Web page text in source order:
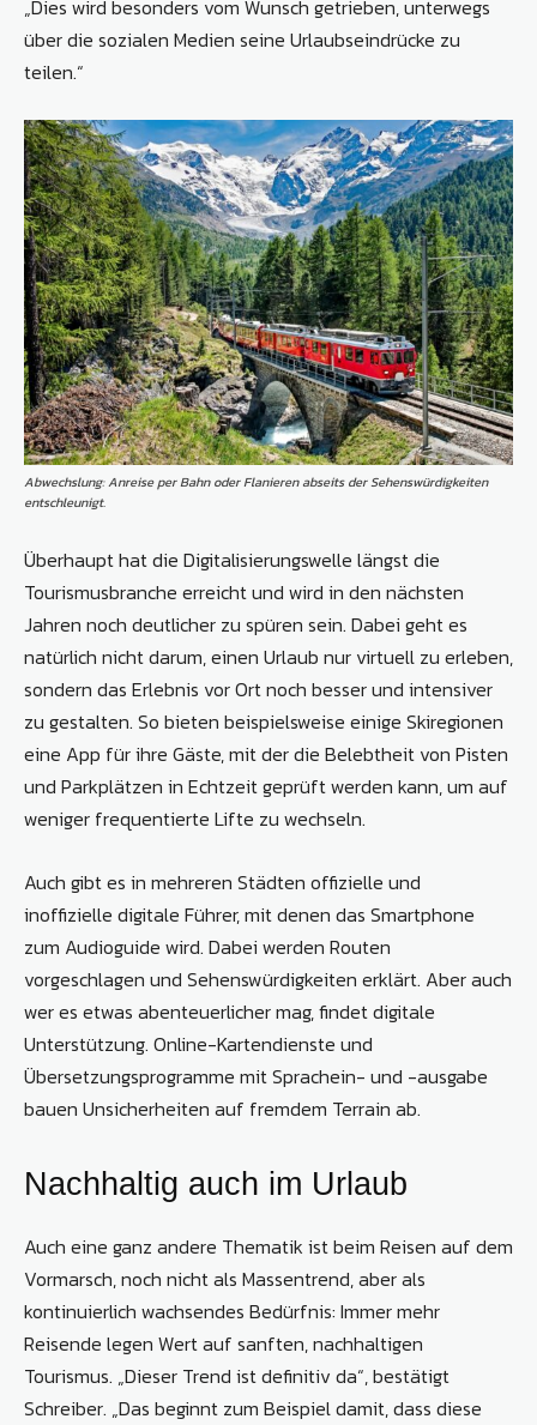
„Dies wird besonders vom Wunsch getrieben, unterwegs
über die sozialen Medien seine Urlaubseindrücke zu
teilen.“
Abwechslung: Anreise per Bahn oder Flanieren abseits der Sehenswürdigkeiten
entschleunigt.
Überhaupt hat die Digitalisierungswelle längst die
Tourismusbranche erreicht und wird in den nächsten
Jahren noch deutlicher zu spüren sein. Dabei geht es
natürlich nicht darum, einen Urlaub nur virtuell zu erleben,
sondern das Erlebnis vor Ort noch besser und intensiver
zu gestalten. So bieten beispielsweise einige Skiregionen
eine App für ihre Gäste, mit der die Belebtheit von Pisten
und Parkplätzen in Echtzeit geprüft werden kann, um auf
weniger frequentierte Lifte zu wechseln.
Auch gibt es in mehreren Städten offizielle und
inoffizielle digitale Führer, mit denen das Smartphone
zum Audioguide wird. Dabei werden Routen
vorgeschlagen und Sehenswürdigkeiten erklärt. Aber auch
wer es etwas abenteuerlicher mag, findet digitale
Unterstützung. Online-Kartendienste und
Übersetzungsprogramme mit Sprachein- und -ausgabe
bauen Unsicherheiten auf fremdem Terrain ab.
Nachhaltig auch im Urlaub
Auch eine ganz andere Thematik ist beim Reisen auf dem
Vormarsch, noch nicht als Massentrend, aber als
kontinuierlich wachsendes Bedürfnis: Immer mehr
Reisende legen Wert auf sanften, nachhaltigen
Tourismus. „Dieser Trend ist definitiv da“, bestätigt
Schreiber. „Das beginnt zum Beispiel damit, dass diese